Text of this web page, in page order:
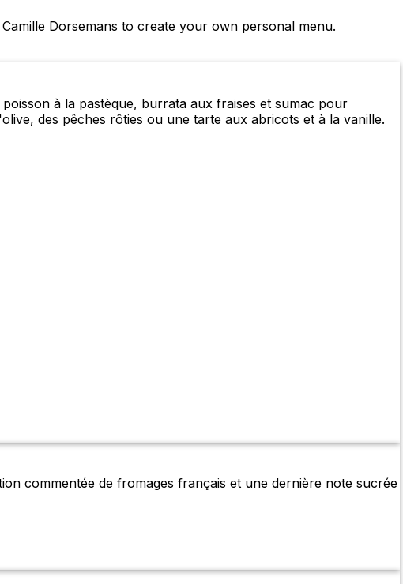
Dorsemans to create your own personal menu.
à la pastèque, burrata aux fraises et sumac pour
des pêches rôties ou une tarte aux abricots et à la vanille.
commentée de fromages français et une dernière note sucrée